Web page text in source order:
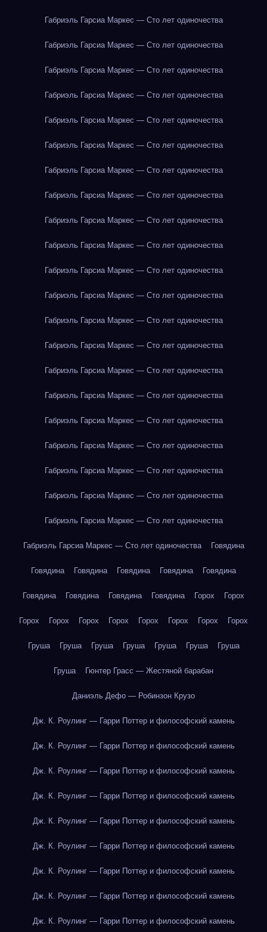
Габриэль Гарсиа Маркес — Сто лет одиночества
Габриэль Гарсиа Маркес — Сто лет одиночества
Габриэль Гарсиа Маркес — Сто лет одиночества
Габриэль Гарсиа Маркес — Сто лет одиночества
Габриэль Гарсиа Маркес — Сто лет одиночества
Габриэль Гарсиа Маркес — Сто лет одиночества
Габриэль Гарсиа Маркес — Сто лет одиночества
Габриэль Гарсиа Маркес — Сто лет одиночества
Габриэль Гарсиа Маркес — Сто лет одиночества
Габриэль Гарсиа Маркес — Сто лет одиночества
Габриэль Гарсиа Маркес — Сто лет одиночества
Габриэль Гарсиа Маркес — Сто лет одиночества
Габриэль Гарсиа Маркес — Сто лет одиночества
Габриэль Гарсиа Маркес — Сто лет одиночества
Габриэль Гарсиа Маркес — Сто лет одиночества
Габриэль Гарсиа Маркес — Сто лет одиночества
Габриэль Гарсиа Маркес — Сто лет одиночества
Габриэль Гарсиа Маркес — Сто лет одиночества
Габриэль Гарсиа Маркес — Сто лет одиночества
Габриэль Гарсиа Маркес — Сто лет одиночества
Габриэль Гарсиа Маркес — Сто лет одиночества
Габриэль Гарсиа Маркес — Сто лет одиночества Говядина
Говядина Говядина Говядина Говядина Говядина
Говядина Говядина Говядина Говядина Горох Горох
Горох Горох Горох Горох Горох Горох Горох Горох
Груша Груша Груша Груша Груша Груша Груша
Груша Гюнтер Грасс — Жестяной барабан
Даниэль Дефо — Робинзон Крузо
Дж. К. Роулинг — Гарри Поттер и философский камень
Дж. К. Роулинг — Гарри Поттер и философский камень
Дж. К. Роулинг — Гарри Поттер и философский камень
Дж. К. Роулинг — Гарри Поттер и философский камень
Дж. К. Роулинг — Гарри Поттер и философский камень
Дж. К. Роулинг — Гарри Поттер и философский камень
Дж. К. Роулинг — Гарри Поттер и философский камень
Дж. К. Роулинг — Гарри Поттер и философский камень
Дж. К. Роулинг — Гарри Поттер и философский камень